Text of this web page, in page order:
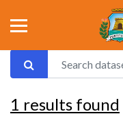
1 results found